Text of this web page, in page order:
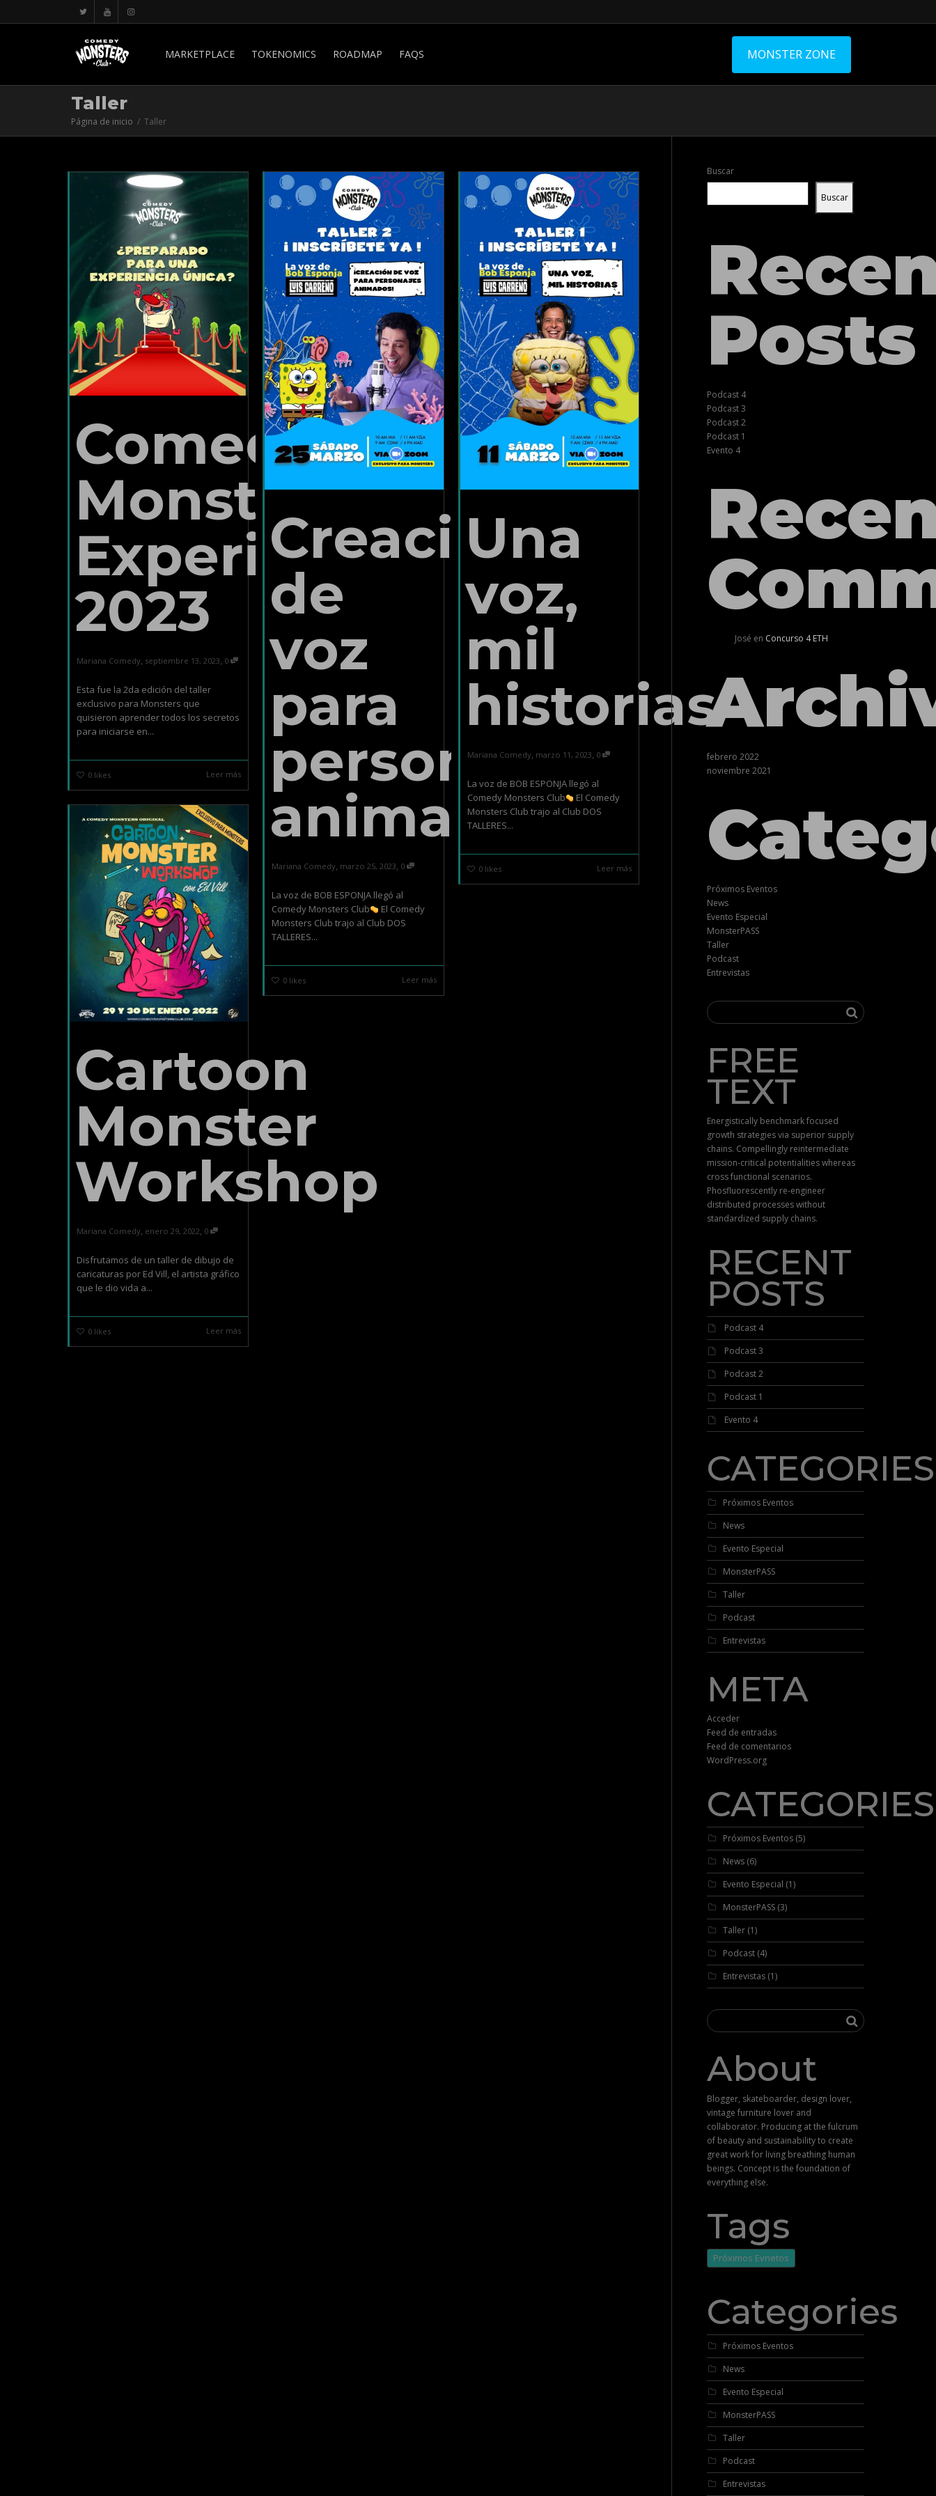
MARKETPLACE TOKENOMICS ROADMAP FAQS MONSTER ZONE
Taller
Página de inicio Taller
Comedy
Monsters
Experience
2023
Mariana Comedy septiembre 13, 2023 0
Esta fue la 2da edición del taller
exclusivo para Monsters que
quisieron aprender todos los secretos
para iniciarse en...
0 likes Leer más
Creación
de
voz
para
personajes
animados
Mariana Comedy, marzo 25, 2023, 0
La voz de BOB ESPONJA llegó al
Comedy Monsters Club
El Comedy
Monsters Club trajo al Club DOS
TALLERES...
0 likes Leer más
Una
voz,
mil
historias
Mariana Comedy, marzo 11, 2023, 0
La voz de BOB ESPONJA llegó al
Comedy Monsters Club
El Comedy
Monsters Club trajo al Club DOS
TALLERES...
0 likes Leer más
Cartoon
Monster
Workshop
Mariana Comedy enero 29, 2022 0
Disfrutamos de un taller de dibujo de
caricaturas por Ed Vill, el artista gráfico
que le dio vida a...
0 likes Leer más
Buscar
Buscar
Posts
Podcast 4
Podcast 3
Podcast 2
Podcast 1
Evento 4
José en Concurso 4 ETH
febrero 2022
noviembre 2021
Próximos Eventos
News
Evento Especial
MonsterPASS
Taller
Podcast
Entrevistas
FREE
TEXT
Energistically benchmark focused
growth strategies via superior supply
chains. Compellingly reintermediate
mission-critical potentialities whereas
cross functional scenarios.
Phosfluorescently re-engineer
distributed processes without
standardized supply chains.
RECENT
POSTS
Podcast 4
Podcast 3
Podcast 2
Podcast 1
Evento 4
CATEGORIES
Próximos Eventos
News
Evento Especial
MonsterPASS
Taller
Podcast
Entrevistas
META
Acceder
Feed de entradas
Feed de comentarios
WordPress.org
CATEGORIES
Próximos Eventos(5)
News(6)
Evento Especial (1)
MonsterPASS(3)
Taller(1)
Podcast(4)
Entrevistas(1)
About
Blogger, skateboarder, design lover,
vintage furniture lover and
collaborator. Producing at the fulcrum
of beauty and sustainability to create
great work for living breathing human
beings. Concept is the foundation of
everything else.
Tags
Próximos Evnetos
Categories
Próximos Eventos
News
Evento Especial
MonsterPASS
Taller
Podcast
Entrevistas